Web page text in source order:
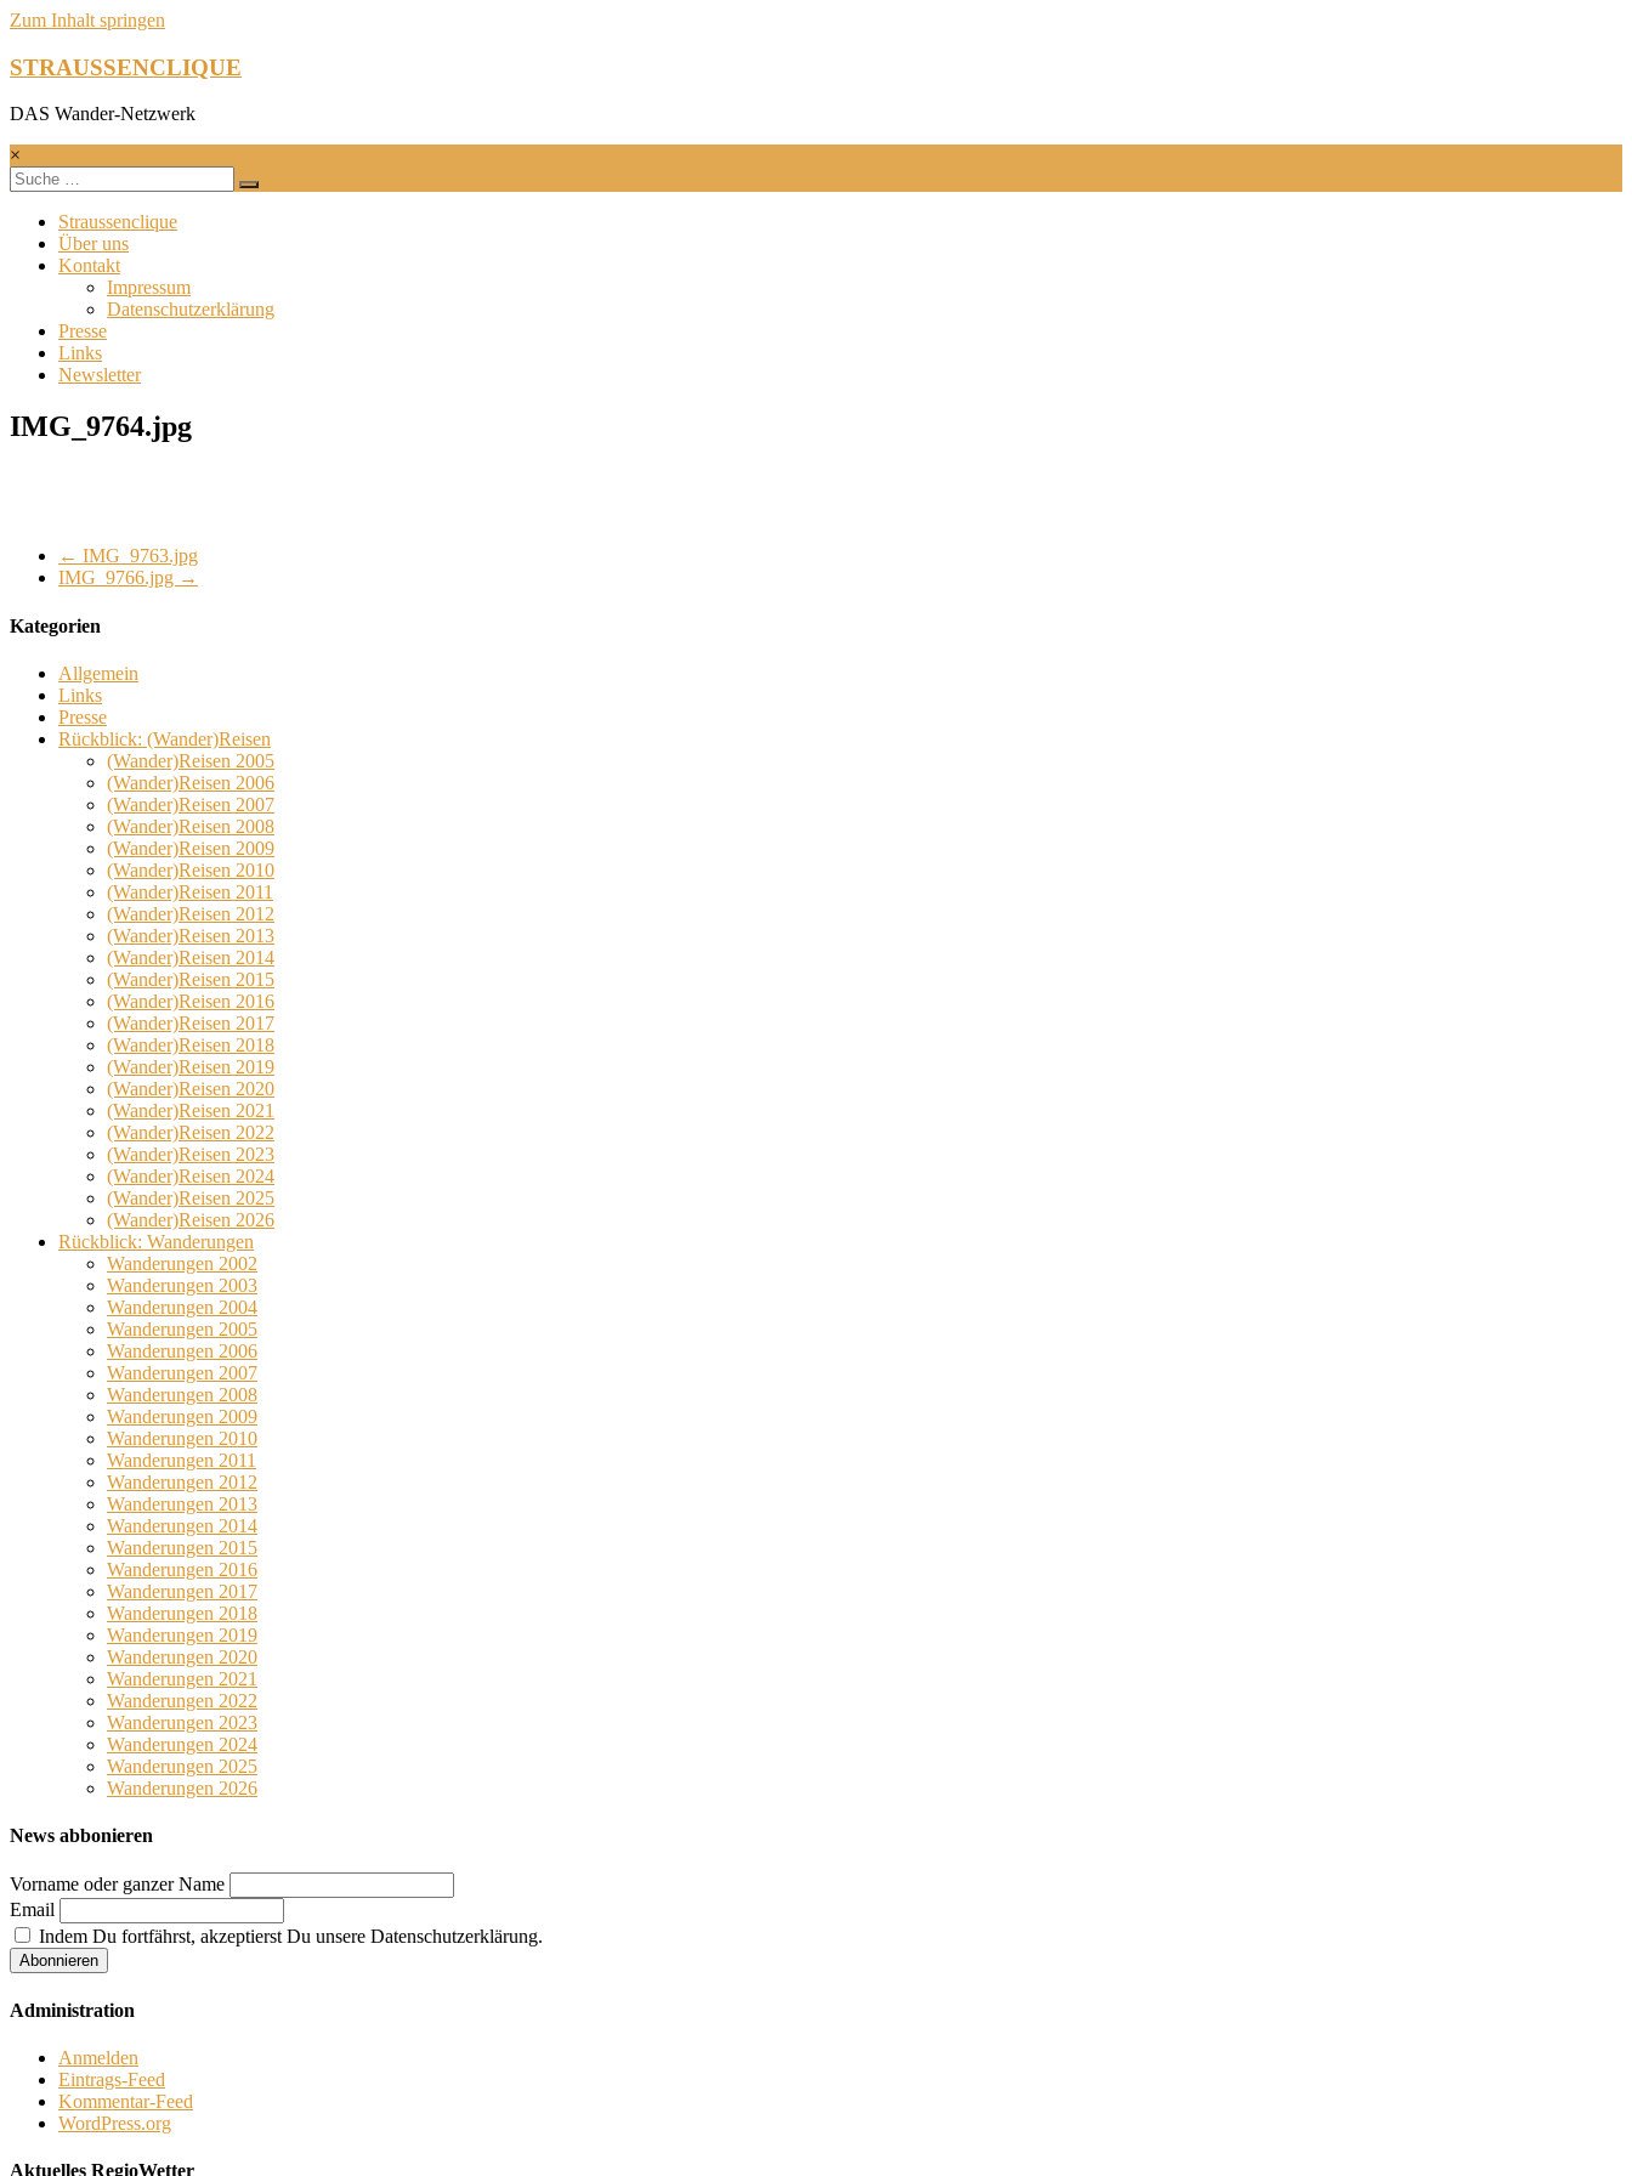
Zum Inhalt springen
STRAUSSENCLIQUE
DAS Wander-Netzwerk
×
Straussenclique
Über uns
Kontakt
Impressum
Datenschutzerklärung
Presse
Links
Newsletter
IMG_9764.jpg
← IMG_9763.jpg
IMG_9766.jpg →
Kategorien
Allgemein
Links
Presse
Rückblick: (Wander)Reisen
(Wander)Reisen 2005
(Wander)Reisen 2006
(Wander)Reisen 2007
(Wander)Reisen 2008
(Wander)Reisen 2009
(Wander)Reisen 2010
(Wander)Reisen 2011
(Wander)Reisen 2012
(Wander)Reisen 2013
(Wander)Reisen 2014
(Wander)Reisen 2015
(Wander)Reisen 2016
(Wander)Reisen 2017
(Wander)Reisen 2018
(Wander)Reisen 2019
(Wander)Reisen 2020
(Wander)Reisen 2021
(Wander)Reisen 2022
(Wander)Reisen 2023
(Wander)Reisen 2024
(Wander)Reisen 2025
(Wander)Reisen 2026
Rückblick: Wanderungen
Wanderungen 2002
Wanderungen 2003
Wanderungen 2004
Wanderungen 2005
Wanderungen 2006
Wanderungen 2007
Wanderungen 2008
Wanderungen 2009
Wanderungen 2010
Wanderungen 2011
Wanderungen 2012
Wanderungen 2013
Wanderungen 2014
Wanderungen 2015
Wanderungen 2016
Wanderungen 2017
Wanderungen 2018
Wanderungen 2019
Wanderungen 2020
Wanderungen 2021
Wanderungen 2022
Wanderungen 2023
Wanderungen 2024
Wanderungen 2025
Wanderungen 2026
News abbonieren
Vorname oder ganzer Name
Email
Indem Du fortfährst, akzeptierst Du unsere Datenschutzerklärung.
Administration
Anmelden
Eintrags-Feed
Kommentar-Feed
WordPress.org
Aktuelles RegioWetter